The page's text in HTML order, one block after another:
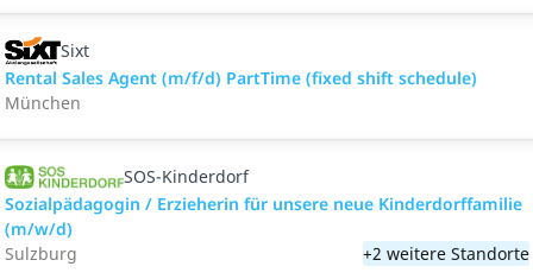
Sixt
Rental Sales Agent (m/f/d) PartTime (fixed shift schedule)
München
SOS-Kinderdorf
Sozialpädagogin / Erzieherin für unsere neue Kinderdorffamilie
(m/w/d)
Sulzburg
+2 weitere Standorte